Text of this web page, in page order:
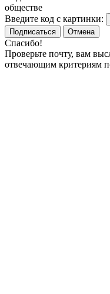
обществе
Введите код с картинки:
Подписаться
Отмена
Спасибо!
Проверьте почту, вам
отвечающим критериям